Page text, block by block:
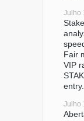
Julho
Fair
VIP
entry.
Julho